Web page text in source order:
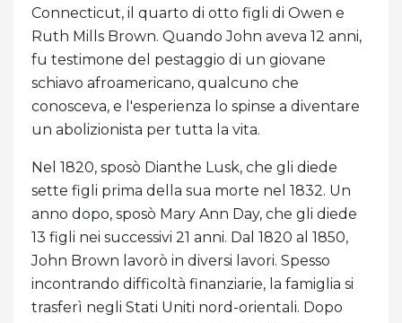
Connecticut, il quarto di otto figli di Owen e
Ruth Mills Brown. Quando John aveva 12 anni,
fu testimone del pestaggio di un giovane
schiavo afroamericano, qualcuno che
conosceva, e l'esperienza lo spinse a diventare
un abolizionista per tutta la vita.
Nel 1820, sposò Dianthe Lusk, che gli diede
sette figli prima della sua morte nel 1832. Un
anno dopo, sposò Mary Ann Day, che gli diede
13 figli nei successivi 21 anni. Dal 1820 al 1850,
John Brown lavorò in diversi lavori. Spesso
incontrando difficoltà finanziarie, la famiglia si
trasferì negli Stati Uniti nord-orientali. Dopo